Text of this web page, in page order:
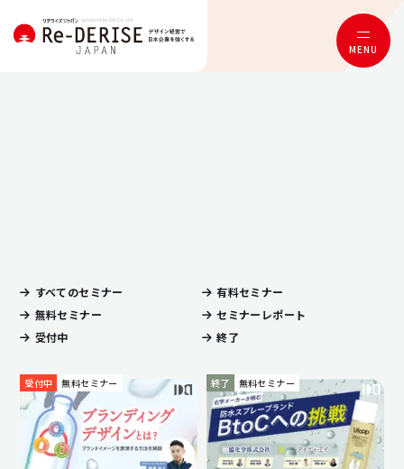
MENU
すべてのセミナー
有料セミナー
無料セミナー
セミナーレポート
受付中
終了
受付中 無料セミナー 終了 無料セミナー